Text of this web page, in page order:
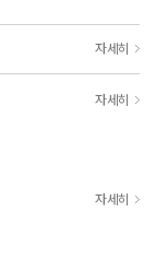
자세히
자세히
자세히